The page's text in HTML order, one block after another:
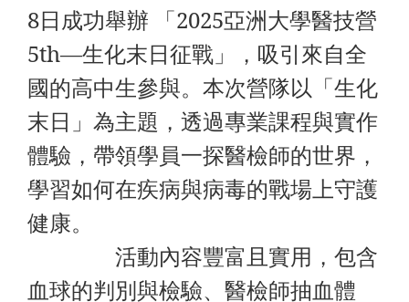
8日成功舉辦 「2025亞洲大學醫技營
5th—生化末日征戰」，吸引來自全
國的高中生參與。本次營隊以「生化
末日」為主題，透過專業課程與實作
體驗，帶領學員一探醫檢師的世界，
學習如何在疾病與病毒的戰場上守護
健康。
活動內容豐富且實用，包含
血球的判別與檢驗、醫檢師抽血體